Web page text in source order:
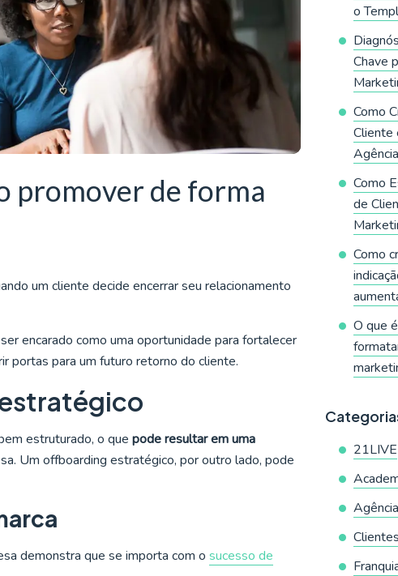
promover de forma
um cliente decide encerrar seu relacionamento
encarado como uma oportunidade para fortalecer
portas para um futuro retorno do cliente.
estruturado, o que pode resultar em uma
Um offboarding estratégico, por outro lado, pode
demonstra que se importa com o sucesso de
o
Chave
Como
Cliente
Agência
Como
de
Como
O que
21LIVE
Clientes